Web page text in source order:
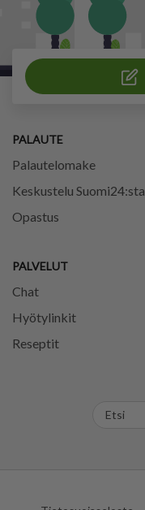
PALAUTE
Palautelomake
Keskustelu Suomi24:sta
Opastus
PALVELUT
Chat
Hyötylinkit
Reseptit